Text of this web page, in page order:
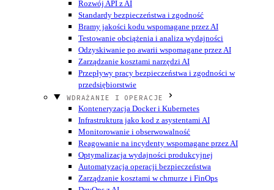
Rozwój API z AI
Standardy bezpieczeństwa i zgodność
Bramy jakości kodu wspomagane przez AI
Testowanie obciążenia i analiza wydajności
Odzyskiwanie po awarii wspomagane przez AI
Zarządzanie kosztami narzędzi AI
Przepływy pracy bezpieczeństwa i zgodności w
przedsiębiorstwie
WDRAŻANIE I OPERACJE
Konteneryzacja Docker i Kubernetes
Infrastruktura jako kod z asystentami AI
Monitorowanie i obserwowalność
Reagowanie na incydenty wspomagane przez AI
Optymalizacja wydajności produkcyjnej
Automatyzacja operacji bezpieczeństwa
Zarządzanie kosztami w chmurze i FinOps